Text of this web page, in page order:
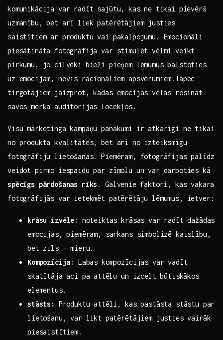
komunikācija var radīt sajūtu, ⁤kas ne tikai pievērš
uzmanību, bet arī liek patērētājiem justies
saistītiem ar produktu vai pakalpojumu. Emocionāli
piesātināta fotogrāfija var stimulēt vēlmi veikt
pirkumu, jo cilvēki bieži pieņem lēmumus balstoties
uz emocijām, nevis racionāliem apsvērumiem.Tāpēc
tirgotājiem‍ jāizprot, kādas emocijas⁢ vēlās rosināt
savos mērķa auditorijas​ locekļos.
Visu mārketinga​ kampaņu panākumi ir atkarīgi ne tikai
no produkta kvalitātes, bet arī no izteiksmīgu
fotogrāfiju lietošanas. Piemēram, fotogrāfijas palīdz⁤
veidot pirmo iespaidu par ‍zīmolu un var darboties kā
spēcīgs pārdošanas rīks . Galvenie⁤ faktori, kas⁣ vakara
fotogrāfijās var ietekmēt​ patērētāju lēmumus, ietver:
krāsu izvēle:
noteiktas krāsas var radīt​ dažādas
emocijas, piemēram, sarkans simbolizē kaislību,
bet zils — mieru.
Kompozīcija:
Labas‌ kompozīcijas var vadīt
‍skatītāja aci​ pa⁣ attēlu ​un izcelt būtiskākos
elementus.
stāsts:
Produktu attēli, kas pastāsta stāstu par
lietošanu, var likt patērētājiem justies vairāk
piesaistītiem.